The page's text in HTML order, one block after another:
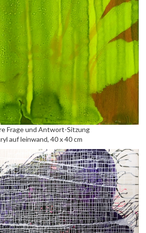
Frage und Antwort-Sitzung
auf leinwand, 40 x 40 cm